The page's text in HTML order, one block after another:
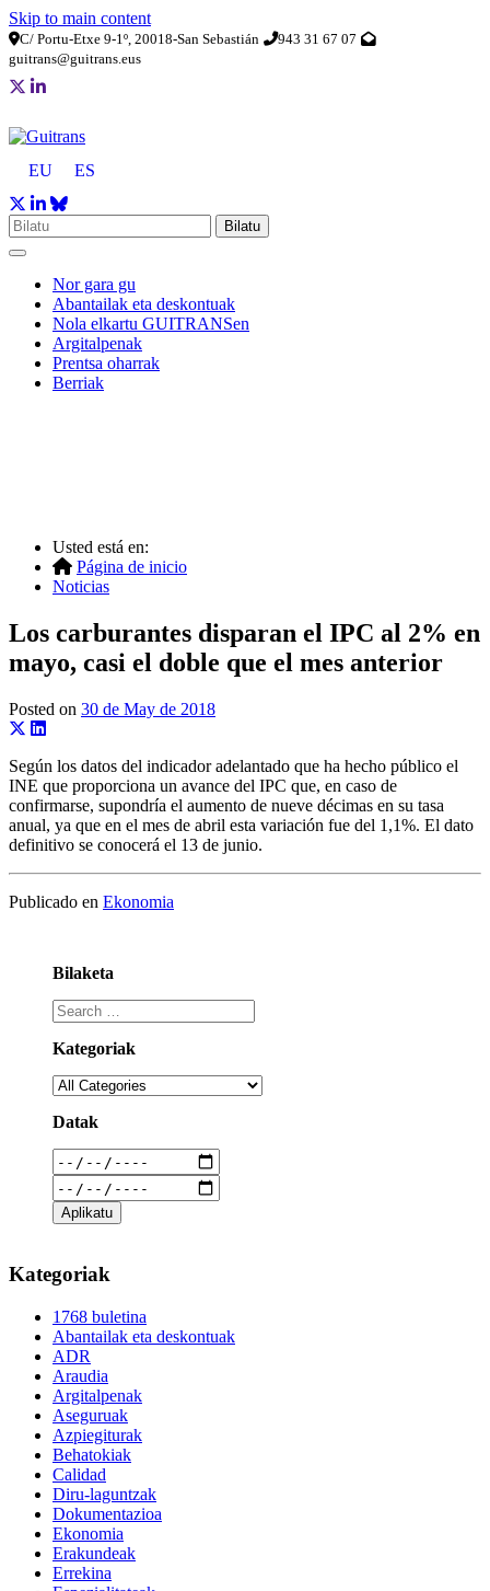
Skip to main content
C/ Portu-Etxe 9-1º, 20018-San Sebastián
943 31 67 07
guitrans@guitrans.eus
EU ES
Bilatu
Nor gara gu
Abantailak eta deskontuak
Nola elkartu GUITRANSen
Argitalpenak
Prentsa oharrak
Berriak
Usted está en:
Página de inicio
Noticias
Los carburantes disparan el IPC al 2% en
mayo, casi el doble que el mes anterior
Posted on 30 de May de 2018
Según los datos del indicador adelantado que ha hecho público el
INE que proporciona un avance del IPC que, en caso de
confirmarse, supondría el aumento de nueve décimas en su tasa
anual, ya que en el mes de abril esta variación fue del 1,1%. El dato
definitivo se conocerá el 13 de junio.
Publicado en Ekonomia
Bilaketa
Kategoriak
Datak
Kategoriak
1768 buletina
Abantailak eta deskontuak
ADR
Araudia
Argitalpenak
Aseguruak
Azpiegiturak
Behatokiak
Calidad
Diru-laguntzak
Dokumentazioa
Ekonomia
Erakundeak
Errekina